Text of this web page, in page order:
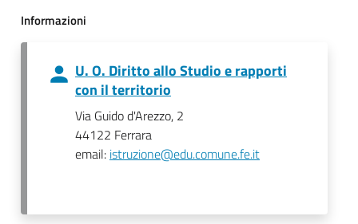
Informazioni
U. O. Diritto allo Studio e rapporti
con il territorio
Via Guido d'Arezzo, 2
44122 Ferrara
email: istruzione@edu.comune.fe.it